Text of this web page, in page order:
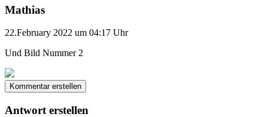
Mathias
22.February 2022 um 04:17 Uhr
Und Bild Nummer 2
Kommentar erstellen
Antwort erstellen